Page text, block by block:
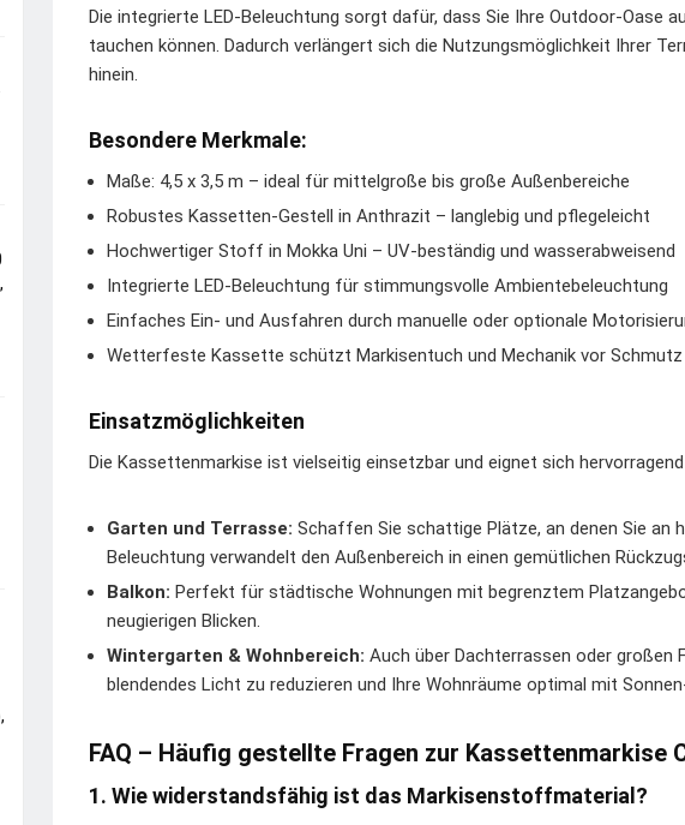
Die integrierte LED-Beleuchtung sorgt dafür, dass Sie Ihre Outdoor-Oase
tauchen können. Dadurch verlängert sich die Nutzungsmöglichkeit Ihrer
hinein.
Besondere Merkmale:
Maße: 4,5 x 3,5 m – ideal für mittelgroße bis große Außenbereiche
Robustes Kassetten-Gestell in Anthrazit – langlebig und pflegeleicht
Hochwertiger Stoff in Mokka Uni – UV-beständig und wasserabweisend
Integrierte LED-Beleuchtung für stimmungsvolle Ambientebeleuchtung
Einfaches Ein- und Ausfahren durch manuelle oder optionale
Wetterfeste Kassette schützt Markisentuch und Mechanik vor Schmutz
Einsatzmöglichkeiten
Die Kassettenmarkise ist vielseitig einsetzbar und eignet sich
Garten und Terrasse: Schaffen Sie schattige Plätze, an denen Sie an
Beleuchtung verwandelt den Außenbereich in einen gemütlichen
Balkon: Perfekt für städtische Wohnungen mit begrenztem
neugierigen Blicken.
Wintergarten & Wohnbereich: Auch über Dachterrassen oder großen
blendendes Licht zu reduzieren und Ihre Wohnräume optimal mit
FAQ – Häufig gestellte Fragen zur Kassettenmarkise
1. Wie widerstandsfähig ist das Markisenstoffmaterial?